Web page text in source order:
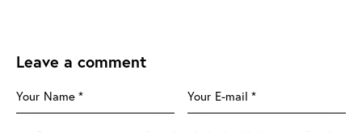
Leave a comment